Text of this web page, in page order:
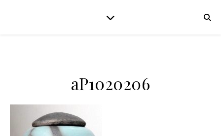
aP1020206